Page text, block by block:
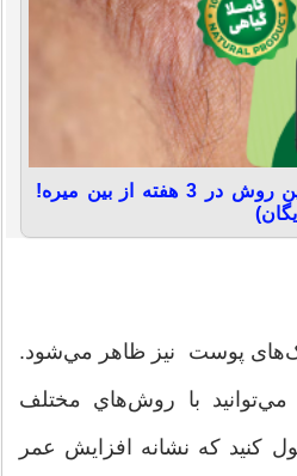
جای هر زخم و بخیه با این روش در 3 هفته از بین میره!
پوست نيز ظاهر مي‌شود.
با روش‌هاي مختلف
کنيد که نشانه افزايش عمر